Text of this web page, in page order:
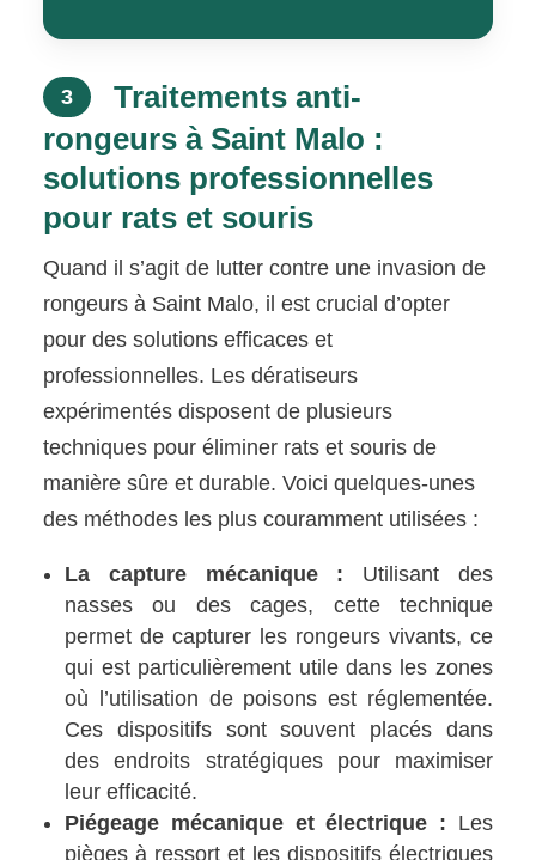
3
Traitements anti-
rongeurs à Saint Malo :
solutions professionnelles
pour rats et souris
Quand il s’agit de lutter contre une invasion de
rongeurs à Saint Malo, il est crucial d’opter
pour des solutions efficaces et
professionnelles. Les dératiseurs
expérimentés disposent de plusieurs
techniques pour éliminer rats et souris de
manière sûre et durable. Voici quelques-unes
des méthodes les plus couramment utilisées :
La capture mécanique : Utilisant des
nasses ou des cages, cette technique
permet de capturer les rongeurs vivants, ce
qui est particulièrement utile dans les zones
où l’utilisation de poisons est réglementée.
Ces dispositifs sont souvent placés dans
des endroits stratégiques pour maximiser
leur efficacité.
Piégeage mécanique et électrique : Les
pièges à ressort et les dispositifs électriques